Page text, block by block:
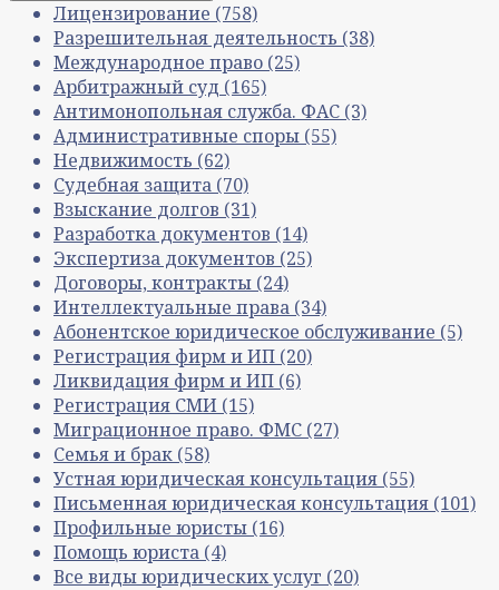
Лицензирование (758)
Разрешительная деятельность (38)
Международное право (25)
Арбитражный суд (165)
Антимонопольная служба. ФАС (3)
Административные споры (55)
Недвижимость (62)
Судебная защита (70)
Взыскание долгов (31)
Разработка документов (14)
Экспертиза документов (25)
Договоры, контракты (24)
Интеллектуальные права (34)
Абонентское юридическое обслуживание (5)
Регистрация фирм и ИП (20)
Ликвидация фирм и ИП (6)
Регистрация СМИ (15)
Миграционное право. ФМС (27)
Семья и брак (58)
Устная юридическая консультация (55)
Письменная юридическая консультация (101)
Профильные юристы (16)
Помощь юриста (4)
Все виды юридических услуг (20)